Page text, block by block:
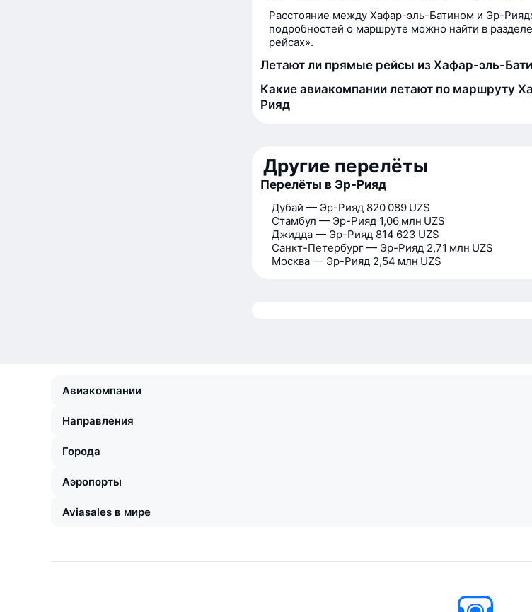
Расстояние между Хафар-эль-Батином и Эр-
подробностей о маршруте можно найти в
рейсах».
Летают ли прямые рейсы из Хафар-эль-
Какие авиакомпании летают по маршруту
Рияд
Другие перелёты
Перелёты в Эр-Рияд
Дубай — Эр-Рияд 820 089 UZS
Стамбул — Эр-Рияд 1,06 млн UZS
Джидда — Эр-Рияд 814 623 UZS
Санкт-Петербург — Эр-Рияд 2,71 млн UZS
Москва — Эр-Рияд 2,54 млн UZS
Авиакомпании
Направления
Города
Аэропорты
Aviasales в мире